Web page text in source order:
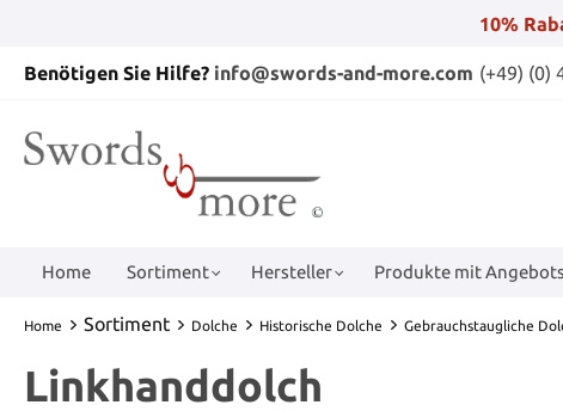
10%
Benötigen Sie Hilfe? info@swords-and-more.com (+49) (0)
Home Sortiment Hersteller Produkte mit
Home Sortiment Dolche Historische Dolche Gebrauchstaugliche
Linkhanddolch